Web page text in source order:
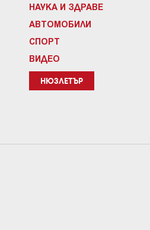
НАУКА И ЗДРАВЕ
АВТОМОБИЛИ
СПОРТ
ВИДЕО
НЮЗЛЕТЪР